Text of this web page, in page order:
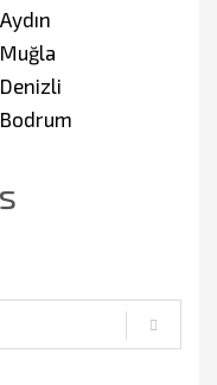
Muğla
Denizli
Bodrum